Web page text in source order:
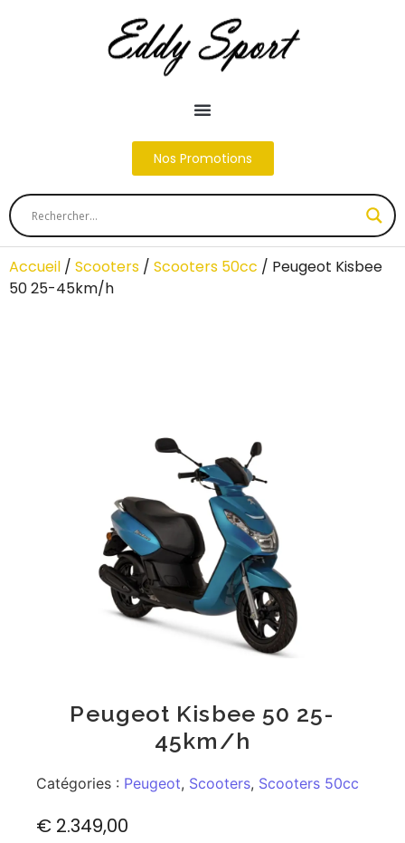
Nos Promotions
Accueil / Scooters / Scooters 50cc / Peugeot Kisbee
50 25-45km/h
Peugeot Kisbee 50 25-
45km/h
Catégories : Peugeot, Scooters, Scooters 50cc
€ 2.349,00